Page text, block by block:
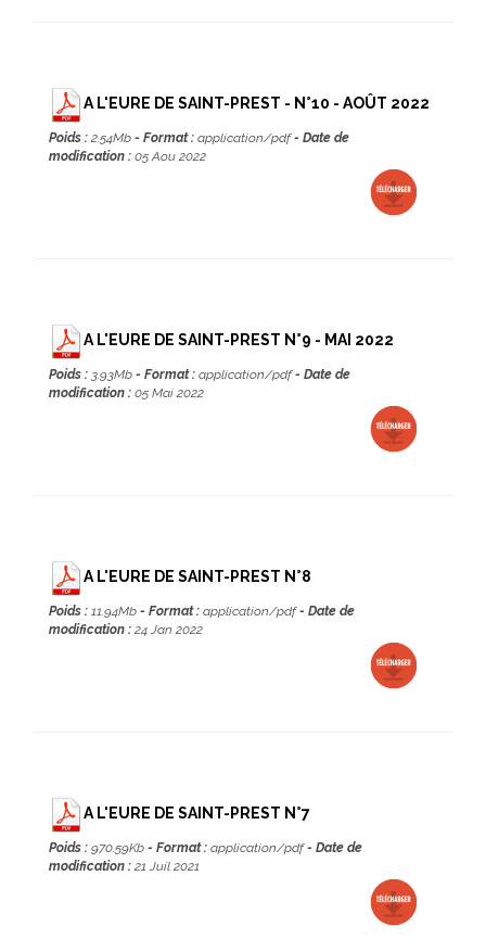
A L'EURE DE SAINT-PREST - N°10 - AOÛT 2022
Poids : 2.54Mb - Format : application/pdf- Date de
modification : 05 Aou 2022
A L'EURE DE SAINT-PREST N°9 - MAI 2022
Poids : 3.93Mb - Format : application/pdf- Date de
modification : 05 Mai 2022
A L'EURE DE SAINT-PREST N°8
Poids : 11.94Mb - Format : application/pdf- Date de
modification : 24 Jan 2022
A L'EURE DE SAINT-PREST N°7
Poids : 970.59Kb - Format : application/pdf- Date de
modification : 21 Juil 2021